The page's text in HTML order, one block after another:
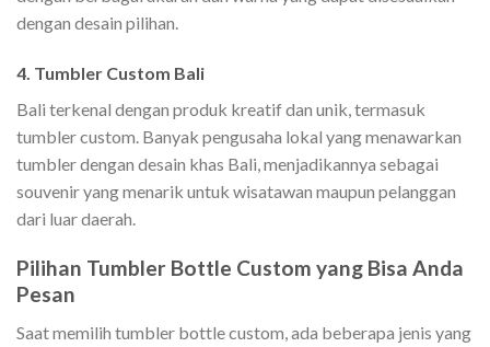
dengan desain pilihan.
4. Tumbler Custom Bali
Bali terkenal dengan produk kreatif dan unik, termasuk
tumbler custom. Banyak pengusaha lokal yang menawarkan
tumbler dengan desain khas Bali, menjadikannya sebagai
souvenir yang menarik untuk wisatawan maupun pelanggan
dari luar daerah.
Pilihan Tumbler Bottle Custom yang Bisa Anda
Pesan
Saat memilih tumbler bottle custom, ada beberapa jenis yang